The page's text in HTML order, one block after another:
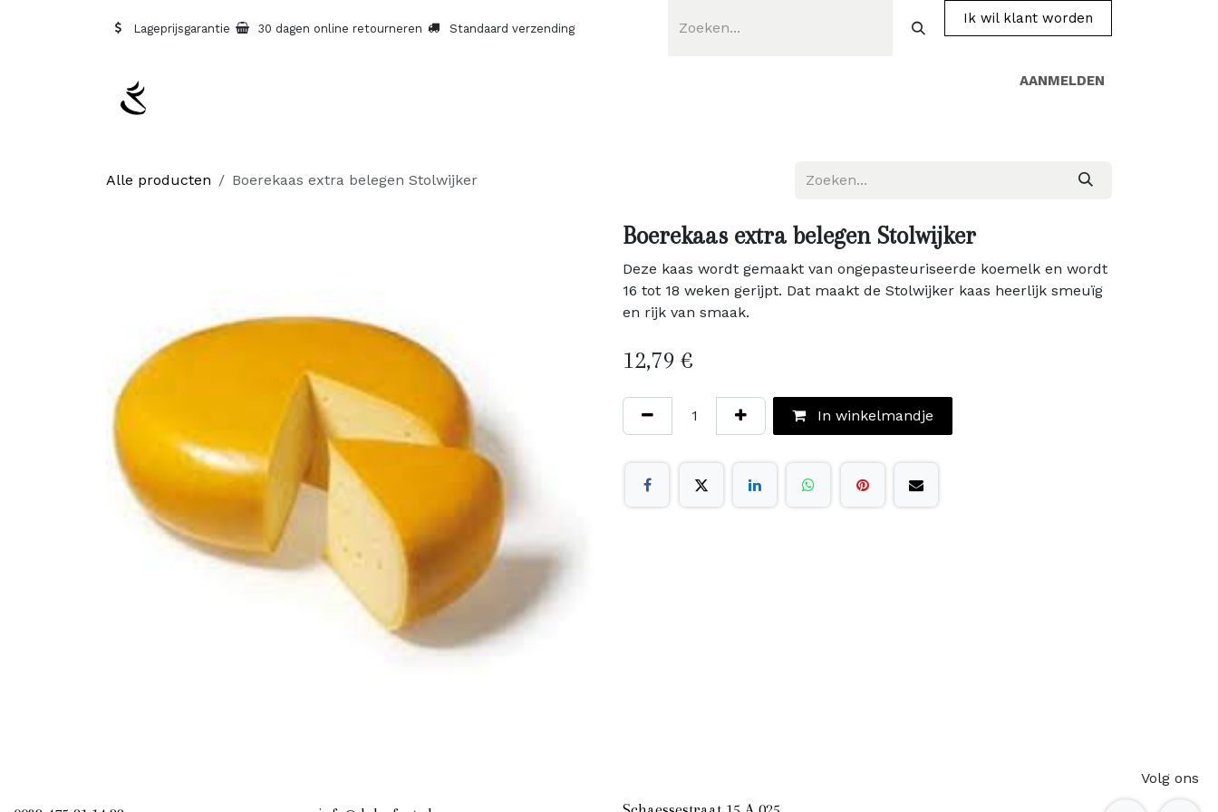
Lageprijsgarantie 30 dagen online retourneren Standaard verzending
Ik wil klant worden
AANMELDEN
Alle producten Boerekaas extra belegen Stolwijker
Boerekaas extra belegen Stolwijker
Deze kaas wordt gemaakt van ongepasteuriseerde koemelk en wordt
16 tot 18 weken gerijpt. Dat maakt de Stolwijker kaas heerlijk smeuïg
en rijk van smaak.
12,79 €
In winkelmandje
Volg ons